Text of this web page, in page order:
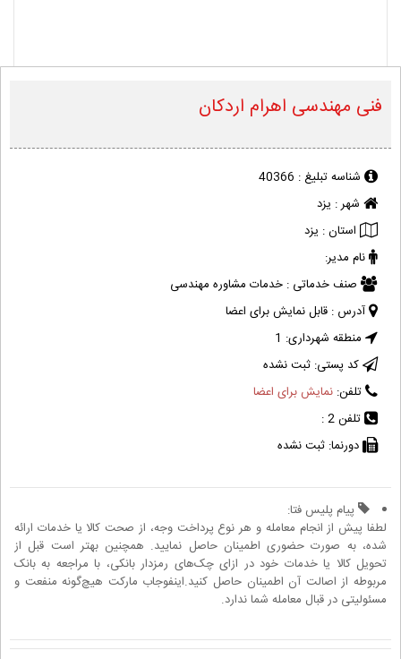
فنی مهندسی اهرام اردکان
شناسه تبلیغ : 40366
شهر : یزد
استان : یزد
نام مدیر:
صنف خدماتی : خدمات مشاوره مهندسی
آدرس : قابل نمایش برای اعضا
منطقه شهرداری: 1
کد پستی: ثبت نشده
تلفن: نمایش برای اعضا
تلفن 2 :
دورنما: ثبت نشده
پیام پلیس فتا:
لطفا پیش از انجام معامله و هر نوع پرداخت وجه، از صحت کالا یا خدمات ارائه
شده، به صورت حضوری اطمینان حاصل نمایید. همچنین بهتر است قبل از
تحویل کالا یا خدمات خود در ازای چک‌های رمزدار بانکی، با مراجعه به بانک
مربوطه از اصالت آن اطمینان حاصل کنید.اینفوجاب مارکت هیچ‌گونه منفعت و
مسئولیتی در قبال معامله شما ندارد.